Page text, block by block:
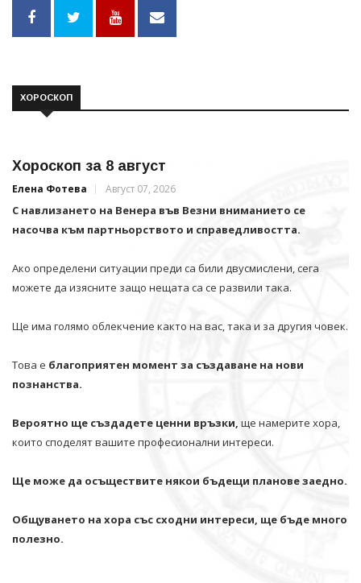
ХОРОСКОП
Хороскоп за 8 август
Елена Фотева Август 07, 2026
С навлизането на Венера във Везни вниманието се
насочва към партньорството и справедливостта.
Ако определени ситуации преди са били двусмислени, сега
можете да изясните защо нещата са се развили така.
Ще има голямо облекчение както на вас, така и за другия човек.
Това е благоприятен момент за създаване на нови
познанства.
Вероятно ще създадете ценни връзки, ще намерите хора,
които споделят вашите професионални интереси.
Ще може да осъществите някои бъдещи планове заедно.
Общуването на хора със сходни интереси, ще бъде много
полезно.